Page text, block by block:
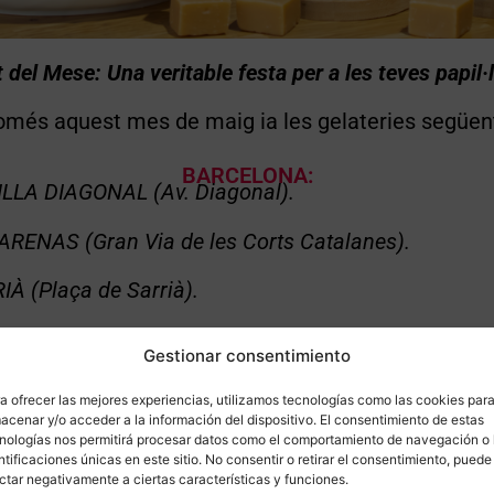
Gestionar consentimiento
ofrecer las mejores experiencias, utilizamos tecnologías como las cookies para
y/o acceder a la información del dispositivo. El consentimiento de estas
nos permitirá procesar datos como el comportamiento de navegación o
únicas en este sitio. No consentir o retirar el consentimiento, puede
negativamente a ciertas características y funciones.
del Mese: Una veritable festa per a les teves
aquest mes de maig ia les gelateries
BARCELONA:
DIAGONAL (Av. Diagonal).
(Gran Via de les Corts Catalanes).
(Plaça de Sarrià).
SEC (C/ Blai) .
(Pl. Revolució)
CALAFELL (Costa Dorada):
MARÍTIM (Av. Sant Joan de Déu, 25)